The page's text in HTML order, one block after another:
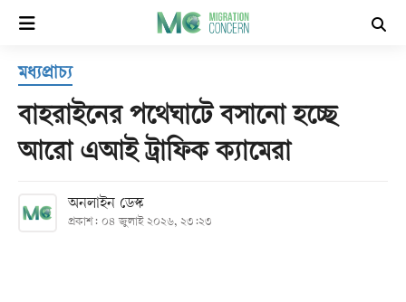
হোম
সর্বশেষ
বিভাগ
মধ্যপ্রাচ্য
বাহরাইনের পথেঘাটে বসানো হচ্ছে
আরো এআই ট্রাফিক ক্যামেরা
অনলাইন ডেস্ক
প্রকাশ: ০৪ জুলাই ২০২৬, ২৩:২৩